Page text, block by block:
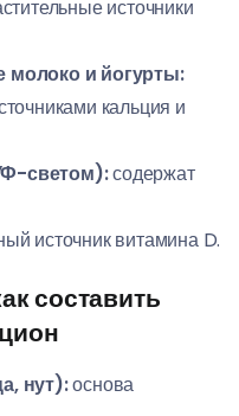
источники
молоко и йогурты:
кальция и
светом):содержат
источник витамина D.
составить
нут):основа